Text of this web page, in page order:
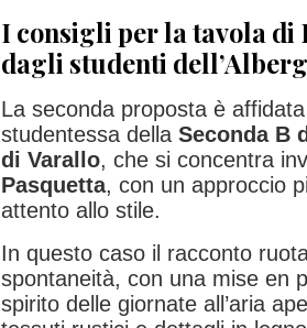
I consigli per la tavola di
dagli studenti
La seconda proposta è
studentessa della Seconda B
di Varallo, che si concentra
Pasquetta, con un approccio
attento allo stile.
In questo caso il racconto
spontaneità, con una mise en
spirito delle giornate all’aria